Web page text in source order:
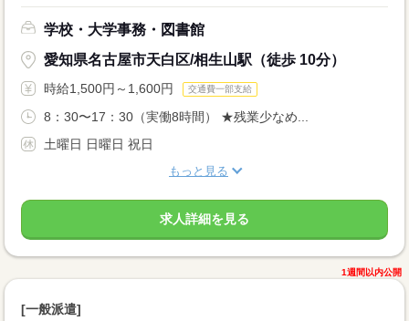
学校・大学事務・図書館
愛知県名古屋市天白区/相生山駅（徒歩 10分）
時給1,500円～1,600円 交通費一部支給
8：30〜17：30（実働8時間） ★残業少なめ...
土曜日 日曜日 祝日
もっと見る
求人詳細を見る
1週間以内公開
[一般派遣]